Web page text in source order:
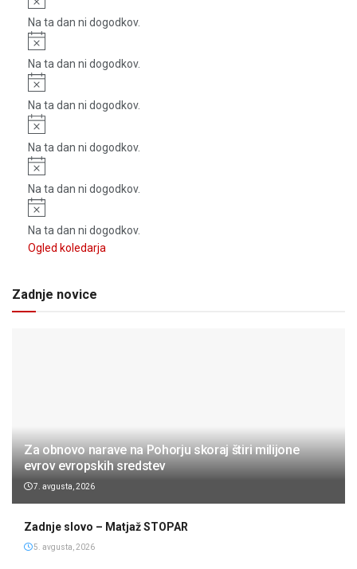
Na ta dan ni dogodkov.
Notice
Na ta dan ni dogodkov.
Notice
Na ta dan ni dogodkov.
Notice
Na ta dan ni dogodkov.
Notice
Na ta dan ni dogodkov.
Notice
Na ta dan ni dogodkov.
Ogled koledarja
Zadnje novice
Za obnovo narave na Pohorju skoraj štiri milijone
evrov evropskih sredstev
7. avgusta, 2026
Zadnje slovo – Matjaž STOPAR
5. avgusta, 2026